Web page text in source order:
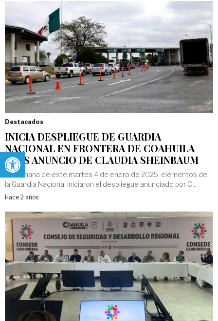
Abrir barra de herramientas
Destacados
INICIA DESPLIEGUE DE GUARDIA
NACIONAL EN FRONTERA DE COAHUILA
TRAS ANUNCIO DE CLAUDIA SHEINBAUM
La mañana de este martes 4 de enero de 2025, elementos de
la Guardia Nacional iniciaron el despliegue anunciado por C...
Hace 2 años